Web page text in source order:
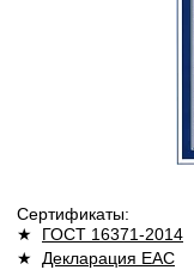
Сертификаты:
★ ГОСТ 16371-2014
★ Декларация ЕАС